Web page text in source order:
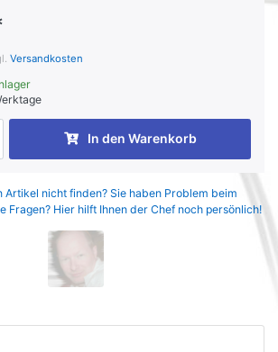
Versandkosten
In den Warenkorb
Artikel nicht finden? Sie haben Problem beim
Fragen? Hier hilft Ihnen der Chef noch persönlich!